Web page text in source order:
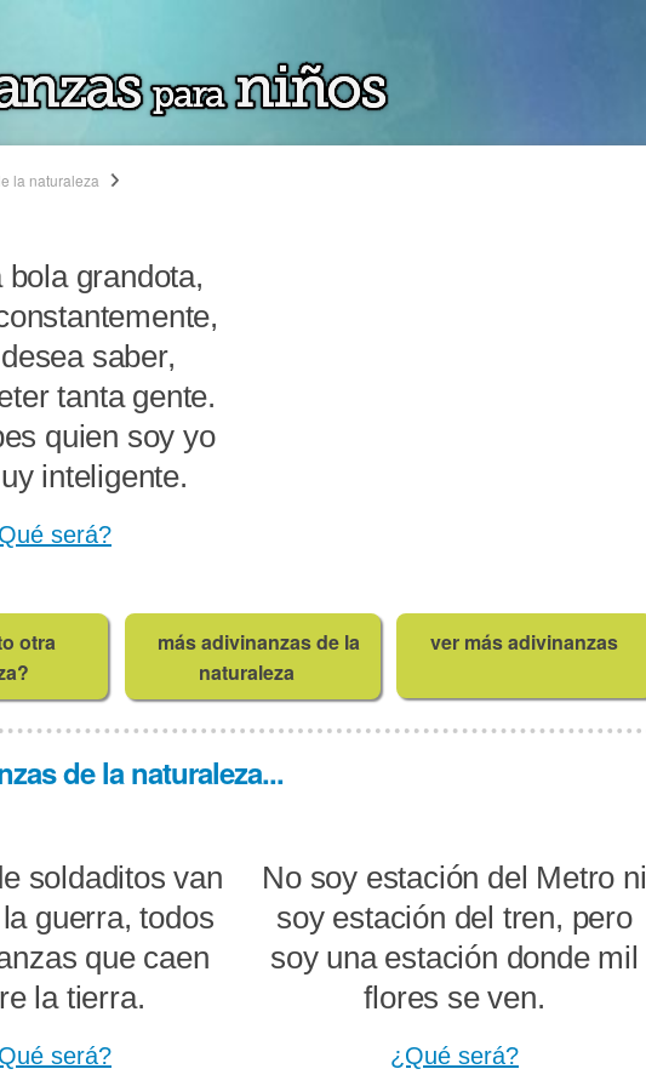
la naturaleza
bola grandota,
saber,
tanta gente.
quien soy yo
inteligente.
será?
otra
más adivinanzas de la
naturaleza
ver más adivinanzas
de la naturaleza...
soldaditos van
guerra, todos
que caen
la tierra.
será?
No soy estación del Metro ni
soy estación del tren, pero
soy una estación donde mil
flores se ven.
¿Qué será?